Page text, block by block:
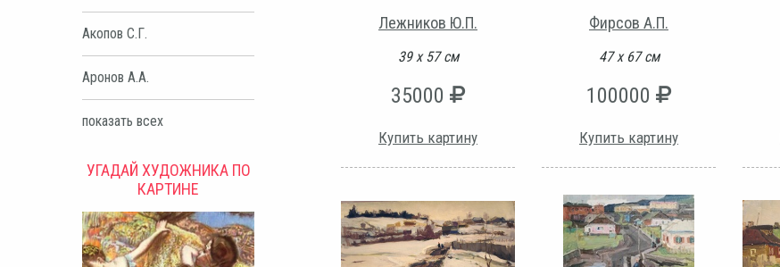
Акопов С.Г.
Аронов А.А.
показать всех
УГАДАЙ ХУДОЖНИКА ПО
КАРТИНЕ
Лежников Ю.П.
39 х 57 см
35000
Купить картину
Фирсов А.П.
47 х 67 см
100000
Купить картину